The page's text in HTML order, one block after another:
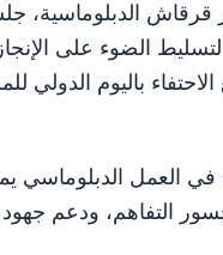
أنور قرقاش الدبلوماسية،
لتسليط الضوء على
باليوم الدولي
في العمل الدبلوماسي
التفاهم، ودعم جهود